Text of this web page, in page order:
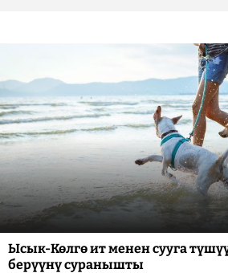
Ысык-Көлгө ит менен сууга
берүүнү суранышты